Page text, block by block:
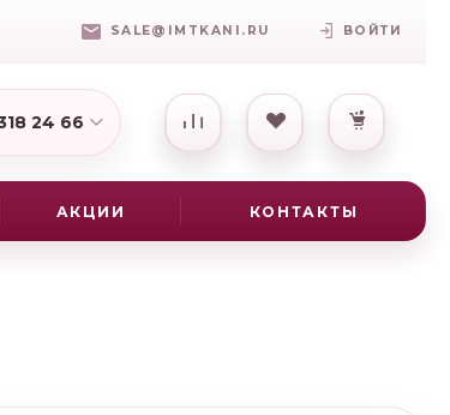
SALE@IMTKANI.RU ВОЙТИ
24 66
16-25АКЦИИ КОНТАКТЫ